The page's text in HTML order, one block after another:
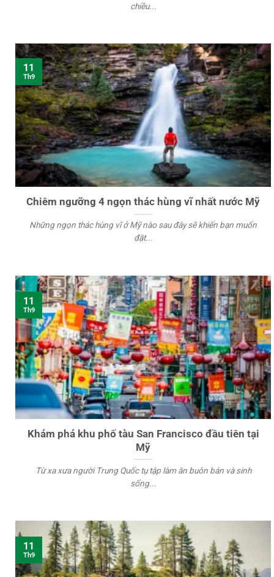
chiều...
Chiêm ngưỡng 4 ngọn thác hùng vĩ nhất nước Mỹ
Những ngọn thác hùng vĩ ở Mỹ nào sau đây sẽ khiến bạn muốn
đặt...
11
Th9
Khám phá khu phố tàu San Francisco đầu tiên tại
Mỹ
Từ xa xưa người Trung Quốc tụ tập làm ăn buôn bán và sinh
sống...
11
Th9
11
Th9